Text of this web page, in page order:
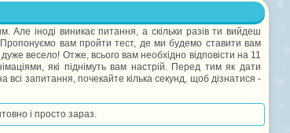
Але іноді виникає питання, а скільки разів ти вийдеш
Пропонуємо вам пройти тест, де ми будемо ставити вам
весело! Отже, всього вам необхідно відповісти на 11
які піднімуть вам настрій. Перед тим як дати
всі запитання, почекайте кілька секунд, щоб дізнатися -
і просто зараз.